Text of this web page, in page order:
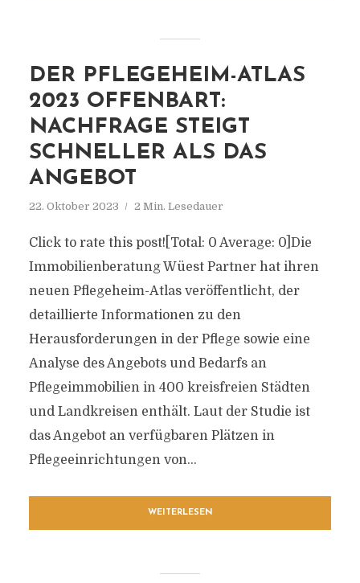
DER PFLEGEHEIM-ATLAS
2023 OFFENBART:
NACHFRAGE STEIGT
SCHNELLER ALS DAS
ANGEBOT
22. Oktober 2023 2 Min. Lesedauer
Click to rate this post![Total: 0 Average: 0]Die
Immobilienberatung Wüest Partner hat ihren
neuen Pflegeheim-Atlas veröffentlicht, der
detaillierte Informationen zu den
Herausforderungen in der Pflege sowie eine
Analyse des Angebots und Bedarfs an
Pflegeimmobilien in 400 kreisfreien Städten
und Landkreisen enthält. Laut der Studie ist
das Angebot an verfügbaren Plätzen in
Pflegeeinrichtungen von...
WEITERLESEN